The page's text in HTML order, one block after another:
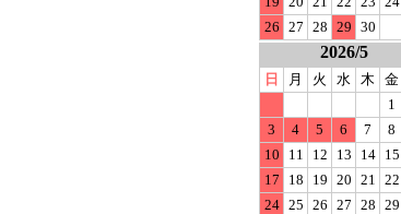
26 27 28 29 30
2026/5
日 月 火 水 木 金
1
3
4 5 6 7 8
10
11 12 13 14 15
17
18 19 20 21 22
24 25 26 27 28 29